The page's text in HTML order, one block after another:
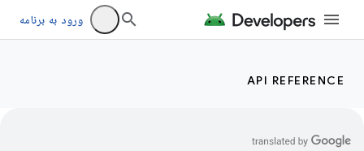
ورود به برنامه
API REFERENCE